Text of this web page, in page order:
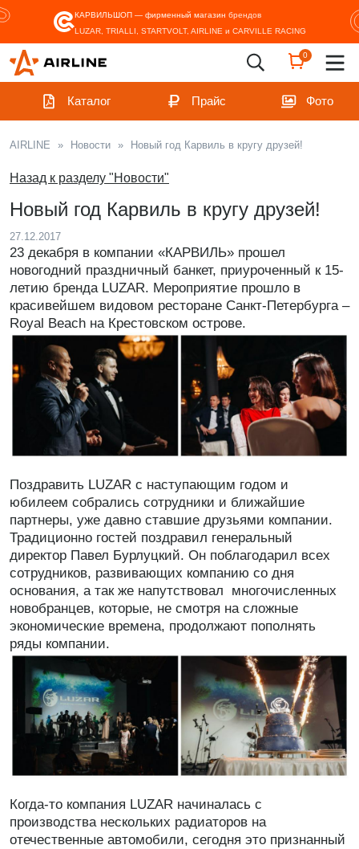
КАРВИЛЬШОП — фирменный магазин брендов
LUZAR, TRIALLI, STARTVOLT, AIRLINE и CARVILLE RACING
0
Каталог Прайс Фото
AIRLINE » Новости » Новый год Карвиль в кругу друзей!
Назад к разделу "Новости"
Новый год Карвиль в кругу друзей!
27.12.2017
23 декабря в компании «КАРВИЛЬ» прошел
новогодний праздничный банкет, приуроченный к 15-
летию бренда LUZAR. Мероприятие прошло в
красивейшем видовом ресторане Санкт-Петербурга –
Royal Beach на Крестовском острове.
Поздравить LUZAR с наступающим годом и
юбилеем собрались сотрудники и ближайшие
партнеры, уже давно ставшие друзьями компании.
Традиционно гостей поздравил генеральный
директор Павел Бурлуцкий. Он поблагодарил всех
сотрудников, развивающих компанию со дня
основания, а так же напутствовал многочисленных
новобранцев, которые, не смотря на сложные
экономические времена, продолжают пополнять
ряды компании.
Когда-то компания LUZAR начиналась с
производства нескольких радиаторов на
отечественные автомобили, сегодня это признанный